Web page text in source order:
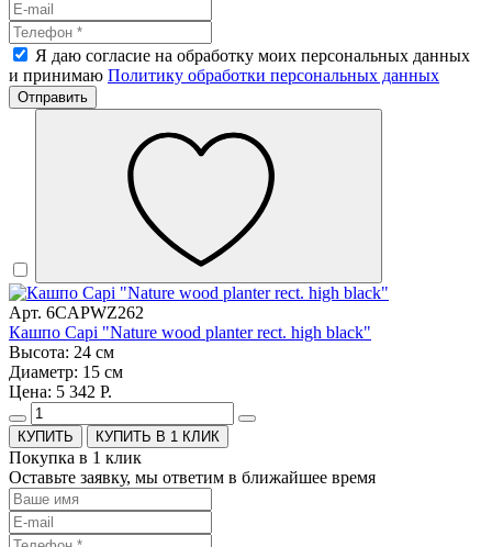
Я даю согласие на обработку моих персональных данных
и принимаю Политику обработки персональных данных
Отправить
Арт. 6CAPWZ262
Кашпо Capi "Nature wood planter rect. high black"
Высота: 24 см
Диаметр: 15 см
Цена: 5 342 Р.
КУПИТЬ В 1 КЛИК
Покупка в 1 клик
Оставьте заявку, мы ответим в ближайшее время